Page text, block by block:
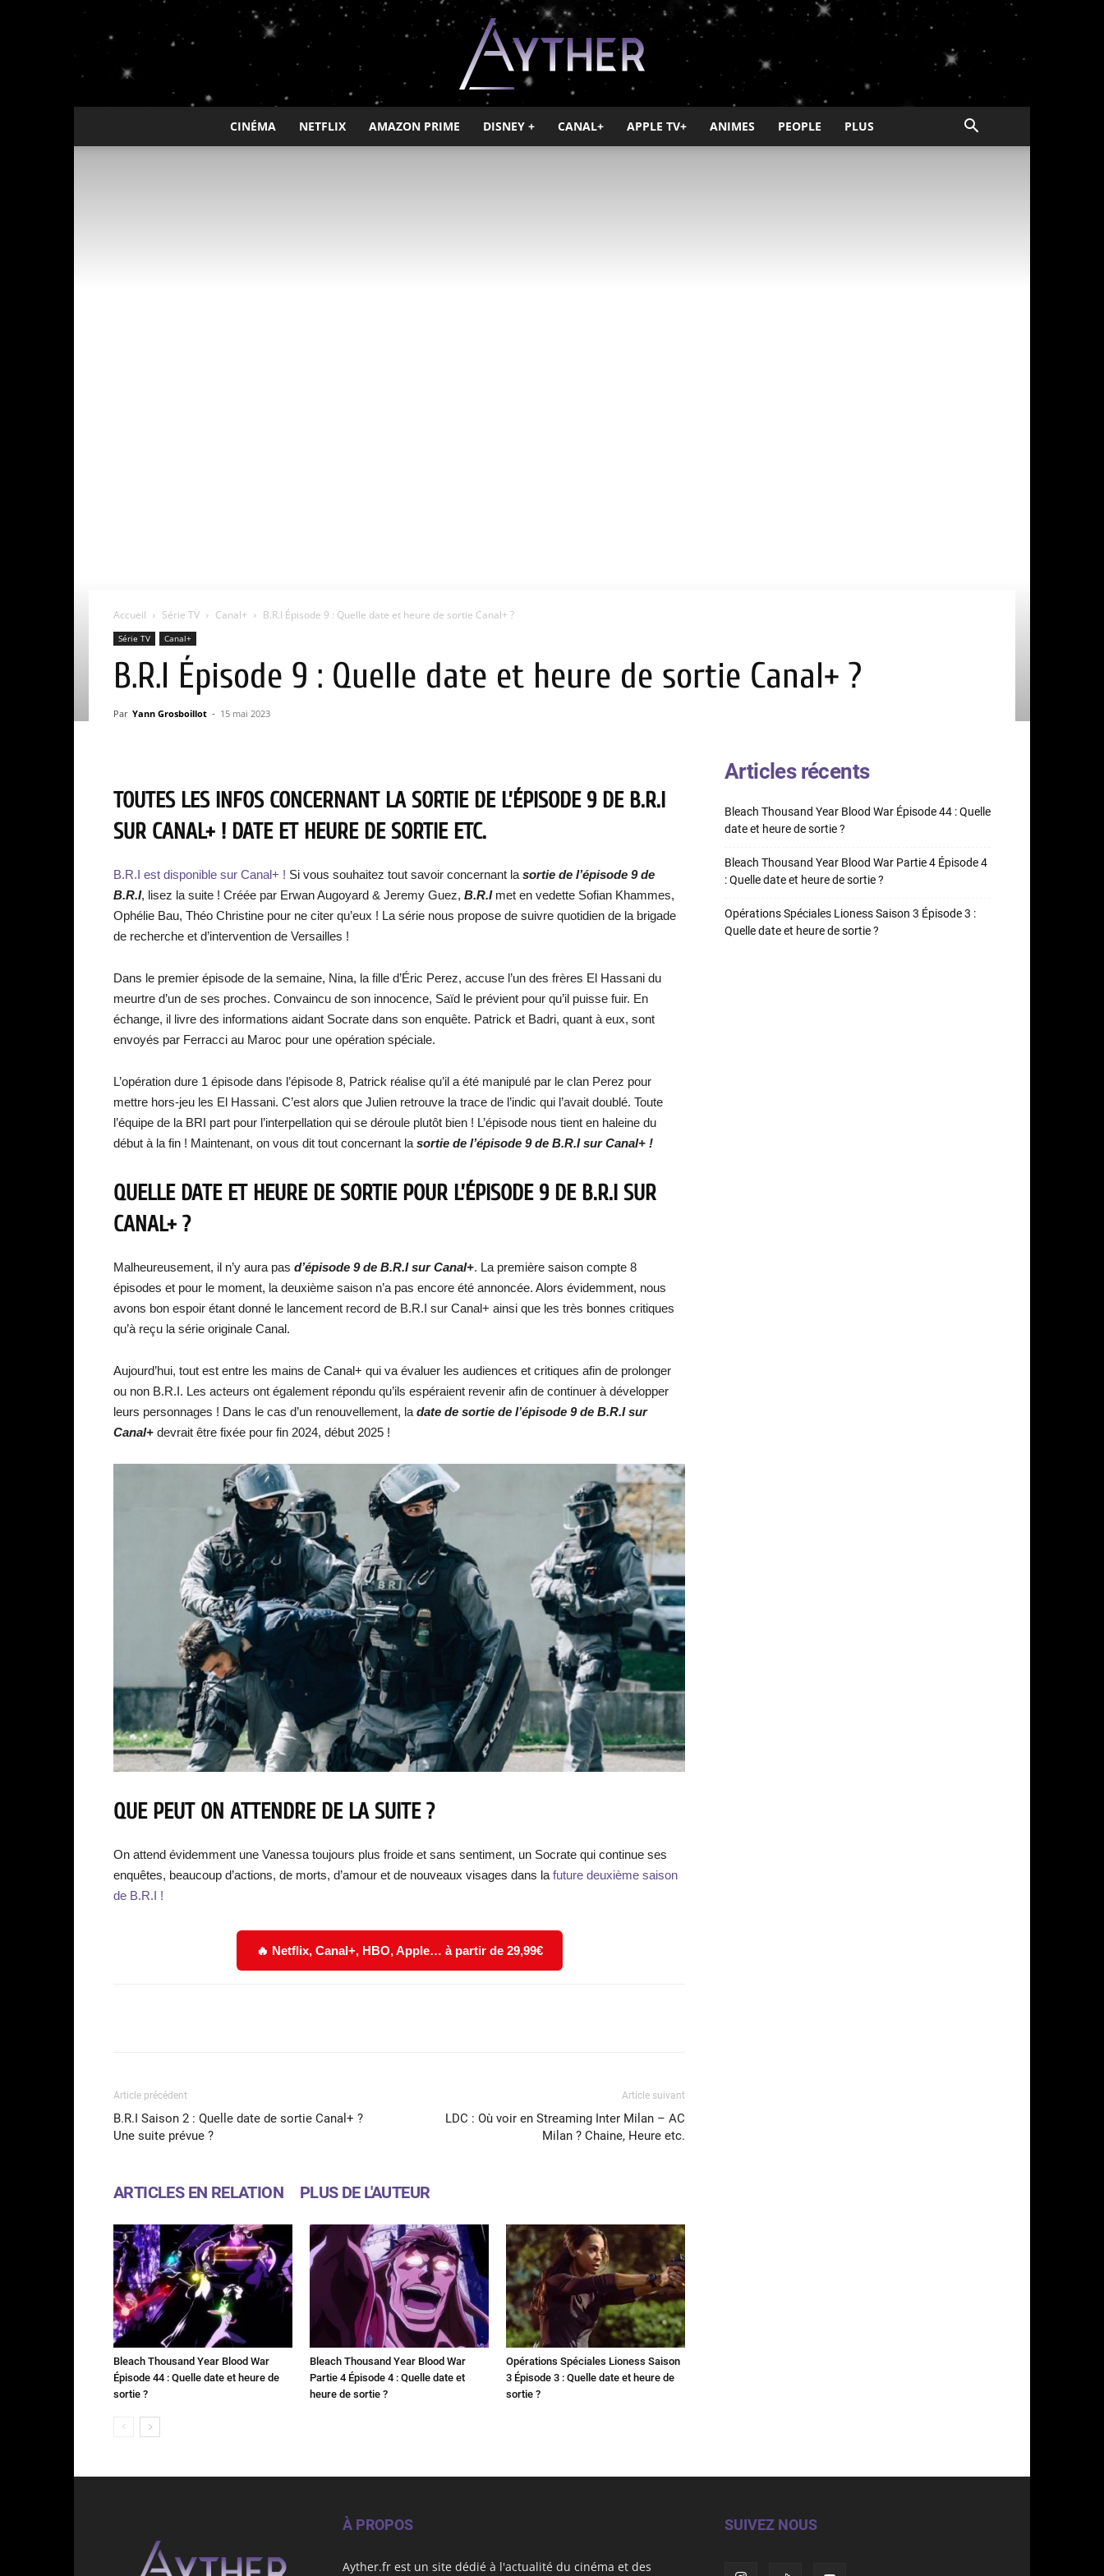
Ayther
CINÉMA NETFLIX AMAZON PRIME DISNEY + CANAL+ APPLE TV+ ANIMES PEOPLE PLUS
Accueil Série TV Canal+ B.R.I Épisode 9 : Quelle date et heure de sortie Canal+ ?
Série TV Canal+
B.R.I Épisode 9 : Quelle date et heure de sortie Canal+ ?
Par Yann Grosboillot - 15 mai 2023
TOUTES LES INFOS CONCERNANT LA SORTIE DE L’ÉPISODE 9 DE B.R.I
SUR CANAL+ ! DATE ET HEURE DE SORTIE ETC.
B.R.I est disponible sur Canal+ ! Si vous souhaitez tout savoir concernant la sortie de l’épisode 9 de
B.R.I, lisez la suite ! Créée par Erwan Augoyard & Jeremy Guez, B.R.Imet en vedette Sofian Khammes,
Ophélie Bau, Théo Christine pour ne citer qu’eux ! La série nous propose de suivre quotidien de la brigade
de recherche et d’intervention de Versailles !
Dans le premier épisode de la semaine, Nina, la fille d’Éric Perez, accuse l’un des frères El Hassani du
meurtre d’un de ses proches. Convaincu de son innocence, Saïd le prévient pour qu’il puisse fuir. En
échange, il livre des informations aidant Socrate dans son enquête. Patrick et Badri, quant à eux, sont
envoyés par Ferracci au Maroc pour une opération spéciale.
L’opération dure 1 épisode dans l’épisode 8, Patrick réalise qu’il a été manipulé par le clan Perez pour
mettre hors-jeu les El Hassani. C’est alors que Julien retrouve la trace de l’indic qui l’avait doublé. Toute
l’équipe de la BRI part pour l’interpellation qui se déroule plutôt bien ! L’épisode nous tient en haleine du
début à la fin ! Maintenant, on vous dit tout concernant la sortie de l’épisode 9 de B.R.I sur Canal+ !
QUELLE DATE ET HEURE DE SORTIE POUR L’ÉPISODE 9 DE B.R.I SUR
CANAL+ ?
Malheureusement, il n’y aura pas d’épisode 9 de B.R.I sur Canal+. La première saison compte 8
épisodes et pour le moment, la deuxième saison n’a pas encore été annoncée. Alors évidemment, nous
avons bon espoir étant donné le lancement record de B.R.I sur Canal+ ainsi que les très bonnes critiques
qu’à reçu la série originale Canal.
Aujourd’hui, tout est entre les mains de Canal+ qui va évaluer les audiences et critiques afin de prolonger
ou non B.R.I. Les acteurs ont également répondu qu’ils espéraient revenir afin de continuer à développer
leurs personnages ! Dans le cas d’un renouvellement, la date de sortie de l’épisode 9de B.R.I sur
Canal+ devrait être fixée pour fin 2024, début 2025 !
QUE PEUT ON ATTENDRE DE LA SUITE ?
On attend évidemment une Vanessa toujours plus froide et sans sentiment, un Socrate qui continue ses
enquêtes, beaucoup d’actions, de morts, d’amour et de nouveaux visages dans la future deuxième saison
de B.R.I !
🔥 Netflix, Canal+, HBO, Apple… à partir de 29,99€
Article précédent
B.R.I Saison 2 : Quelle date de sortie Canal+ ?
Une suite prévue ?
Article suivant
LDC : Où voir en Streaming Inter Milan – AC
Milan ? Chaine, Heure etc.
ARTICLES EN RELATION PLUS DE L'AUTEUR
Bleach Thousand Year Blood War
Épisode 44 : Quelle date et heure de
sortie ?
Bleach Thousand Year Blood War
Partie 4 Épisode 4 : Quelle date et
heure de sortie ?
Opérations Spéciales Lioness Saison
3 Épisode 3 : Quelle date et heure de
sortie ?
Articles récents
Bleach Thousand Year Blood War Épisode 44 : Quelle
date et heure de sortie ?
Bleach Thousand Year Blood War Partie 4 Épisode 4
: Quelle date et heure de sortie ?
Opérations Spéciales Lioness Saison 3 Épisode 3 :
Quelle date et heure de sortie ?
À PROPOS
Ayther.fr est un site dédié à l'actualité du cinéma et des
SUIVEZ NOUS